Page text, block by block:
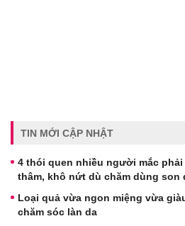
TIN MỚI CẬP NHẬT
4 thói quen nhiều người mắc
thâm, khô nứt dù chăm dùng son
Loại quả vừa ngon miệng vừa
chăm sóc làn da